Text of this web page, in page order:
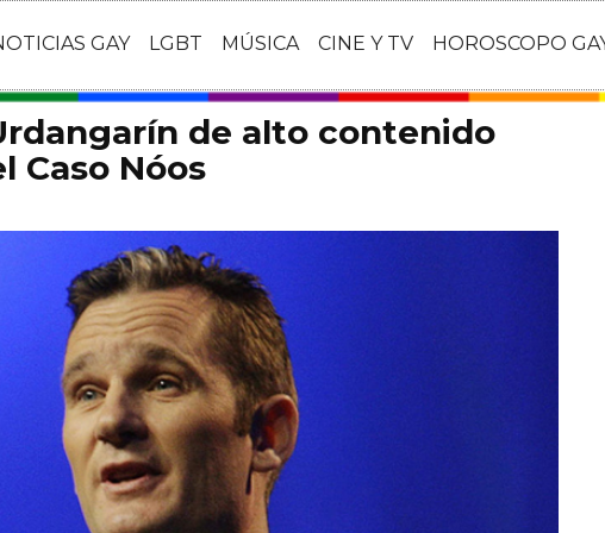
GAY LGBT MÚSICA CINE Y TV HOROSCOPO
de alto contenido
Caso Nóos